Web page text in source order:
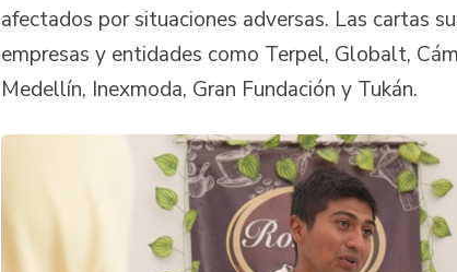
afectados por situaciones adversas. Las cartas
empresas y entidades como Terpel, Globalt,
Medellín, Inexmoda, Gran Fundación y Tukán.